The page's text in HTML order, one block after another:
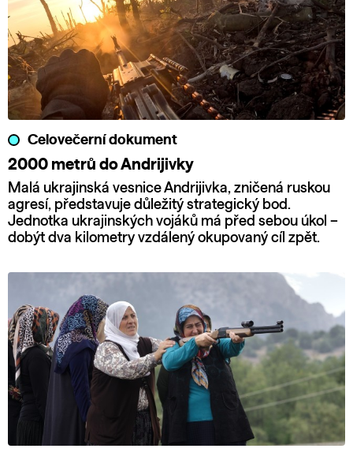
Celovečerní dokument
2000 metrů do Andrijivky
Malá ukrajinská vesnice Andrijivka, zničená ruskou
agresí, představuje důležitý strategický bod.
Jednotka ukrajinských vojáků má před sebou úkol –
dobýt dva kilometry vzdálený okupovaný cíl zpět.